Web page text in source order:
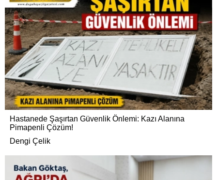
Hastanede Şaşırtan Güvenlik Önlemi: Kazı Alanına
Pimapenli Çözüm!
Dengi Çelik